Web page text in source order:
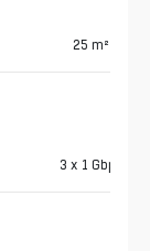
25 m²
3 x 1 Gbps